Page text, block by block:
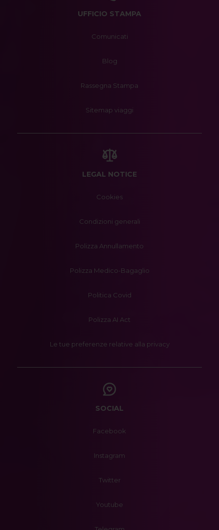
UFFICIO STAMPA
Comunicati
Blog
Rassegna Stampa
Sitemap viaggi
LEGAL NOTICE
Cookies
Condizioni generali
Polizza Annullamento
Polizza Medico-Bagaglio
Politica Covid
Polizza AI Act
Le tue preferenze relative alla privacy
SOCIAL
Facebook
Instagram
Twitter
Youtube